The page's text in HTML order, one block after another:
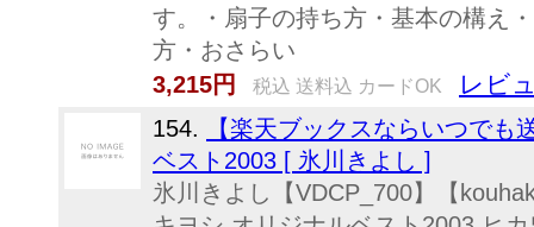
す。・扇子の持ち方・基本の構え
方・おさらい
3,215円
税込 送料込 カードOK レビ
154.
【楽天ブックスならいつで
ベスト2003 [ 氷川きよし ]
氷川きよし【VDCP_700】【